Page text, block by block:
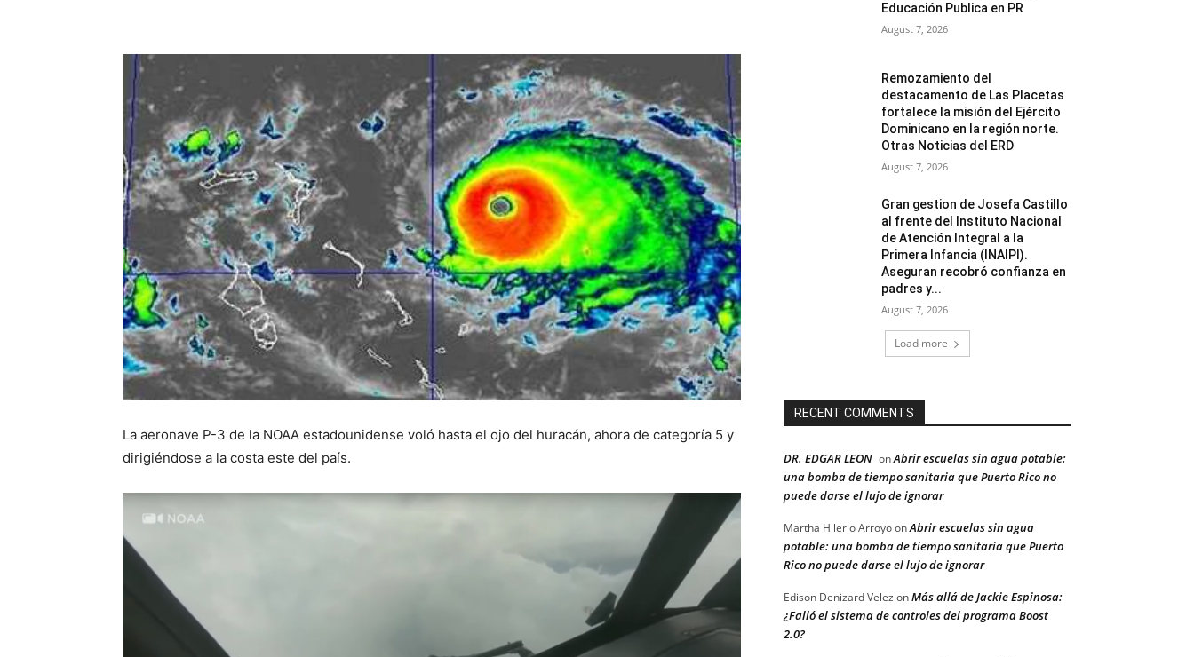
La aeronave P-3 de la NOAA estadounidense voló hasta el ojo del huracán, ahora de categoría 5 y
dirigiéndose a la costa este del país.
Educación Publica en PR
August 7, 2026
Remozamiento del
destacamento de Las Placetas
fortalece la misión del Ejército
Dominicano en la región norte.
Otras Noticias del ERD
August 7, 2026
Gran gestion de Josefa Castillo
al frente del Instituto Nacional
de Atención Integral a la
Primera Infancia (INAIPI).
Aseguran recobró confianza en
padres y...
August 7, 2026
Load more
RECENT COMMENTS
DR. EDGAR LEON onAbrir escuelas sin agua potable:
una bomba de tiempo sanitaria que Puerto Rico no
puede darse el lujo de ignorar
Martha Hilerio ArroyoonAbrir escuelas sin agua
potable: una bomba de tiempo sanitaria que Puerto
Rico no puede darse el lujo de ignorar
Edison Denizard Velez onMás allá de Jackie Espinosa:
¿Falló el sistema de controles del programa Boost
2.0?